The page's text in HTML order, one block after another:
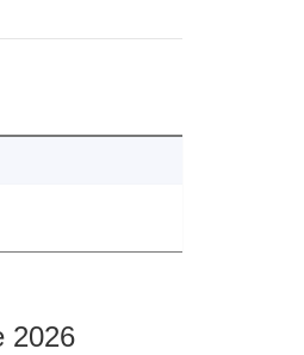
2026